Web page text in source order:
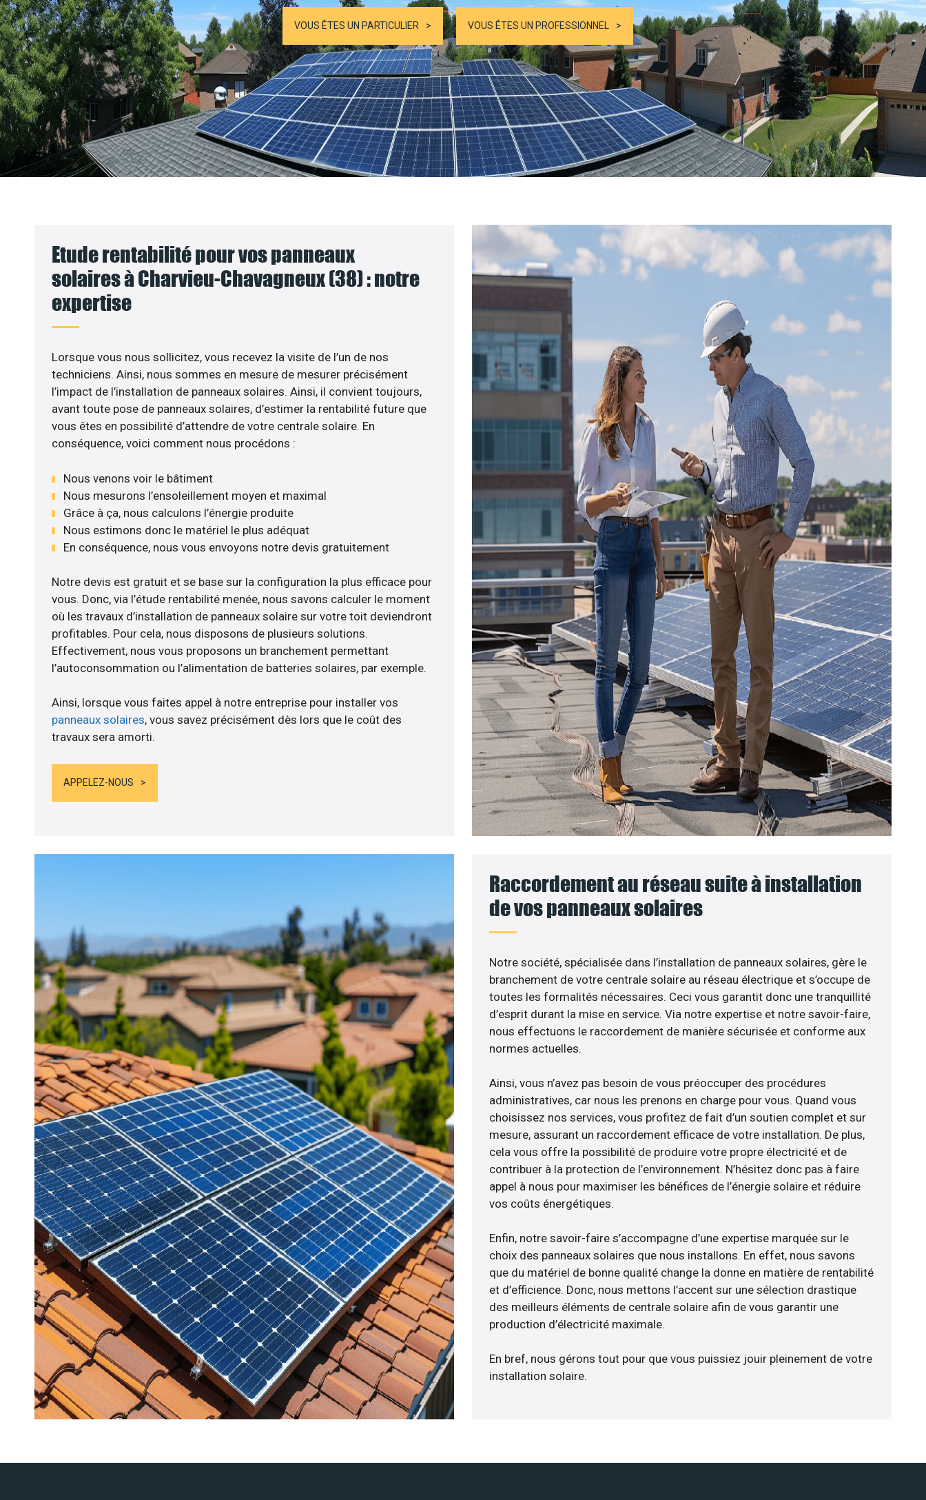
VOUS ÊTES UN PARTICULIER VOUS ÊTES UN PROFESSIONNEL
Etude rentabilité pour vos panneaux
solaires à Charvieu-Chavagneux (38) : notre
expertise
Lorsque vous nous sollicitez, vous recevez la visite de l’un de nos
techniciens. Ainsi, nous sommes en mesure de mesurer précisément
l’impact de l’installation de panneaux solaires. Ainsi, il convient toujours,
avant toute pose de panneaux solaires, d’estimer la rentabilité future que
vous êtes en possibilité d’attendre de votre centrale solaire. En
conséquence, voici comment nous procédons :
Nous venons voir le bâtiment
Nous mesurons l’ensoleillement moyen et maximal
Grâce à ça, nous calculons l’énergie produite
Nous estimons donc le matériel le plus adéquat
En conséquence, nous vous envoyons notre devis gratuitement
Notre devis est gratuit et se base sur la configuration la plus efficace pour
vous. Donc, via l’étude rentabilité menée, nous savons calculer le moment
où les travaux d’installation de panneaux solaire sur votre toit deviendront
profitables. Pour cela, nous disposons de plusieurs solutions.
Effectivement, nous vous proposons un branchement permettant
l’autoconsommation ou l’alimentation de batteries solaires, par exemple.
Ainsi, lorsque vous faites appel à notre entreprise pour installer vos
panneaux solaires, vous savez précisément dès lors que le coût des
travaux sera amorti.
APPELEZ-NOUS
Raccordement au réseau suite à installation
de vos panneaux solaires
Notre société, spécialisée dans l’installation de panneaux solaires, gère le
branchement de votre centrale solaire au réseau électrique et s’occupe de
toutes les formalités nécessaires. Ceci vous garantit donc une tranquillité
d’esprit durant la mise en service. Via notre expertise et notre savoir-faire,
nous effectuons le raccordement de manière sécurisée et conforme aux
normes actuelles.
Ainsi, vous n’avez pas besoin de vous préoccuper des procédures
administratives, car nous les prenons en charge pour vous. Quand vous
choisissez nos services, vous profitez de fait d’un soutien complet et sur
mesure, assurant un raccordement efficace de votre installation. De plus,
cela vous offre la possibilité de produire votre propre électricité et de
contribuer à la protection de l’environnement. N’hésitez donc pas à faire
appel à nous pour maximiser les bénéfices de l’énergie solaire et réduire
vos coûts énergétiques.
Enfin, notre savoir-faire s’accompagne d’une expertise marquée sur le
choix des panneaux solaires que nous installons. En effet, nous savons
que du matériel de bonne qualité change la donne en matière de rentabilité
et d’efficience. Donc, nous mettons l’accent sur une sélection drastique
des meilleurs éléments de centrale solaire afin de vous garantir une
production d’électricité maximale.
En bref, nous gérons tout pour que vous puissiez jouir pleinement de votre
installation solaire.